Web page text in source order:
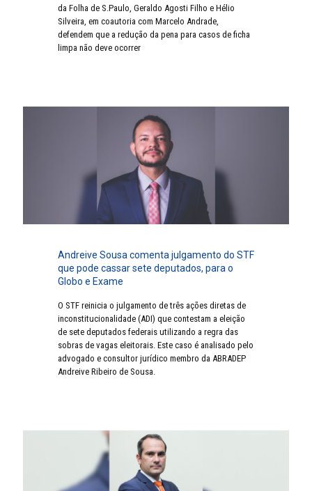
da Folha de S.Paulo, Geraldo Agosti Filho e Hélio
Silveira, em coautoria com Marcelo Andrade,
defendem que a redução da pena para casos de ficha
limpa não deve ocorrer
Andreive Sousa comenta julgamento do STF
que pode cassar sete deputados, para o
Globo e Exame
O STF reinicia o julgamento de três ações diretas de
inconstitucionalidade (ADI) que contestam a eleição
de sete deputados federais utilizando a regra das
sobras de vagas eleitorais. Este caso é analisado pelo
advogado e consultor jurídico membro da ABRADEP
Andreive Ribeiro de Sousa.